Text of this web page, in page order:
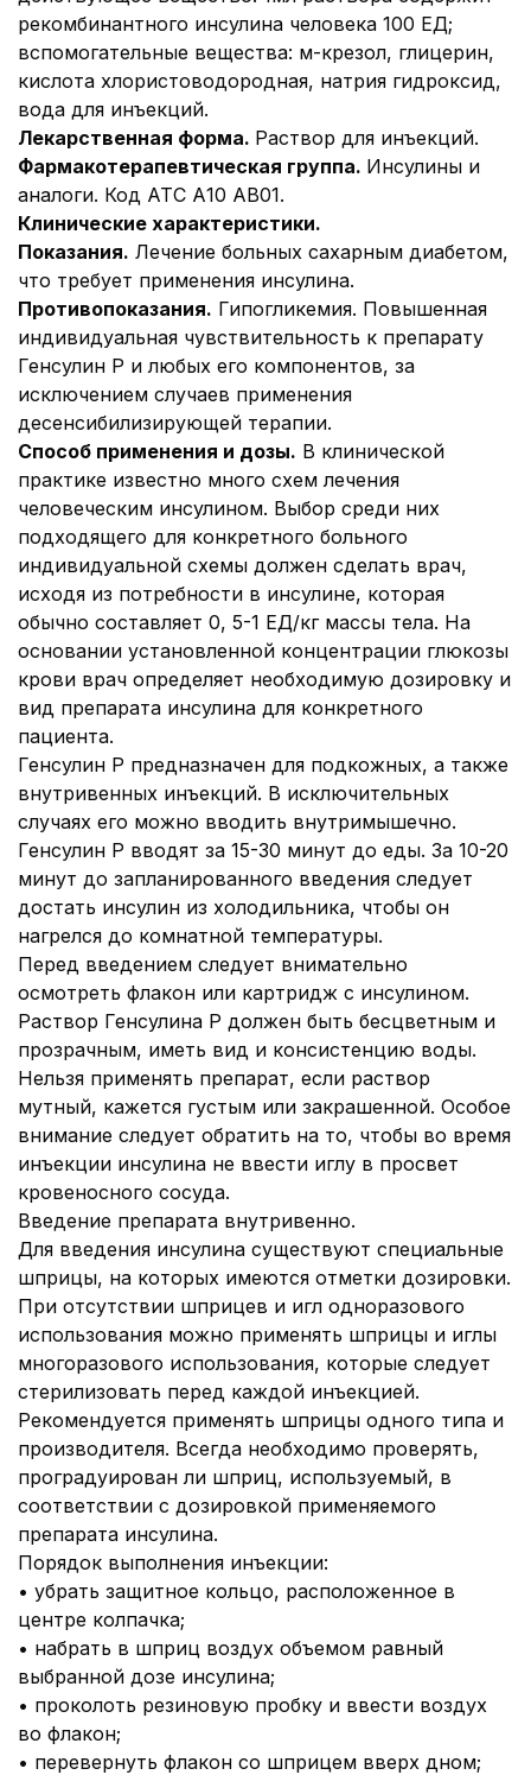
рекомбинантного инсулина человека 100 ЕД;
вспомогательные вещества: м-крезол, глицерин,
кислота хлористоводородная, натрия гидроксид,
вода для инъекций.
Лекарственная форма. Раствор для инъекций.
Фармакотерапевтическая группа. Инсулины и
аналоги. Код АТС А10 АВ01.
Клинические характеристики.
Показания. Лечение больных сахарным диабетом,
что требует применения инсулина.
Противопоказания. Гипогликемия. Повышенная
индивидуальная чувствительность к препарату
Генсулин Р и любых его компонентов, за
исключением случаев применения
десенсибилизирующей терапии.
Способ применения и дозы. В клинической
практике известно много схем лечения
человеческим инсулином. Выбор среди них
подходящего для конкретного больного
индивидуальной схемы должен сделать врач,
исходя из потребности в инсулине, которая
обычно составляет 0, 5-1 ЕД/кг массы тела. На
основании установленной концентрации глюкозы
крови врач определяет необходимую дозировку и
вид препарата инсулина для конкретного
пациента.
Генсулин Р предназначен для подкожных, а также
внутривенных инъекций. В исключительных
случаях его можно вводить внутримышечно.
Генсулин Р вводят за 15-30 минут до еды. За 10-20
минут до запланированного введения следует
достать инсулин из холодильника, чтобы он
нагрелся до комнатной температуры.
Перед введением следует внимательно
осмотреть флакон или картридж с инсулином.
Раствор Генсулина Р должен быть бесцветным и
прозрачным, иметь вид и консистенцию воды.
Нельзя применять препарат, если раствор
мутный, кажется густым или закрашенной. Особое
внимание следует обратить на то, чтобы во время
инъекции инсулина не ввести иглу в просвет
кровеносного сосуда.
Введение препарата внутривенно.
Для введения инсулина существуют специальные
шприцы, на которых имеются отметки дозировки.
При отсутствии шприцев и игл одноразового
использования можно применять шприцы и иглы
многоразового использования, которые следует
стерилизовать перед каждой инъекцией.
Рекомендуется применять шприцы одного типа и
производителя. Всегда необходимо проверять,
проградуирован ли шприц, используемый, в
соответствии с дозировкой применяемого
препарата инсулина.
Порядок выполнения инъекции:
• убрать защитное кольцо, расположенное в
центре колпачка;
• набрать в шприц воздух объемом равный
выбранной дозе инсулина;
• проколоть резиновую пробку и ввести воздух
во флакон;
• перевернуть флакон со шприцем вверх дном;